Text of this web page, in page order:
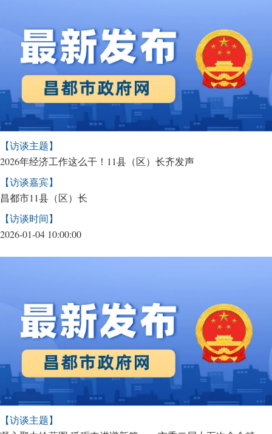
【访谈主题】
2026年经济工作这么干！11县（区）长齐发声
【访谈嘉宾】
昌都市11县（区）长
【访谈时间】
2026-01-04 10:00:00
【访谈主题】